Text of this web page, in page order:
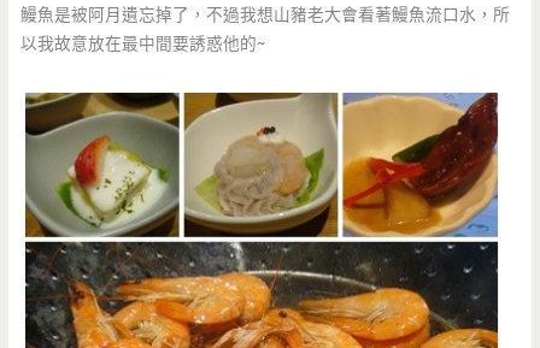
鰻魚是被阿月遺忘掉了，不過我想山豬老大會看著鰻魚流口水，所
以我故意放在最中間要誘惑他的~